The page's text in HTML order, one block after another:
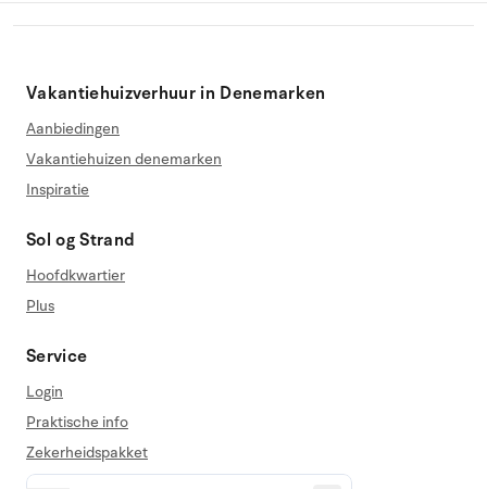
Vakantiehuizverhuur in Denemarken
Aanbiedingen
Vakantiehuizen denemarken
Inspiratie
Sol og Strand
Hoofdkwartier
Plus
Service
Login
Praktische info
Zekerheidspakket